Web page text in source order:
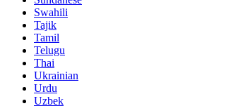
Swahili
Tajik
Tamil
Telugu
Thai
Ukrainian
Urdu
Uzbek